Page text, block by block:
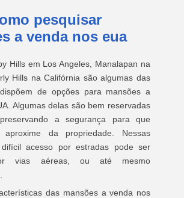
pesquisar
a venda nos eua
Hills em Los Angeles, Manalapan na
Hills na Califórnia são algumas das
de opções para mansões a
Algumas delas são bem reservadas
a segurança para que
da propriedade. Nessas
acesso por estradas pode ser
vias aéreas, ou até mesmo
das mansões a venda nos